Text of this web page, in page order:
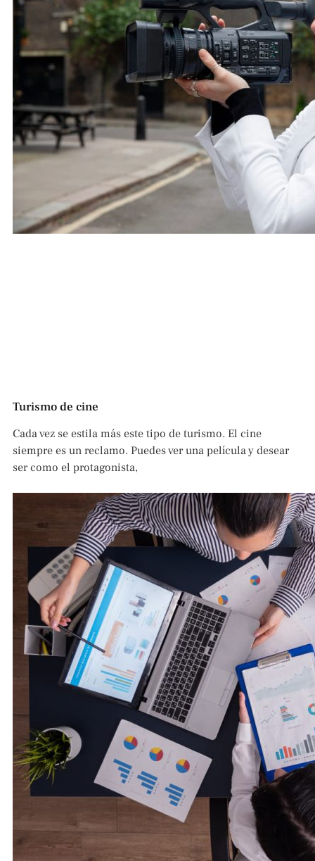
Turismo de cine
Cada vez se estila más este tipo de turismo. El cine
siempre es un reclamo. Puedes ver una película y desear
ser como el protagonista,